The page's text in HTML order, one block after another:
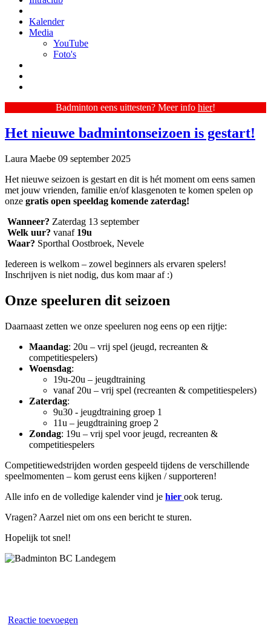
Kalender
Media
YouTube
Foto's
Badminton eens uittesten? Meer info hier!
Het nieuwe badmintonseizoen is gestart!
Laura Maebe 09 september 2025
Het nieuwe seizoen is gestart en dit is hét moment om eens samen
met jouw vrienden, familie en/of klasgenoten te komen spelen op
onze gratis open speeldag komende zaterdag!
Wanneer? Zaterdag 13 september
Welk uur? vanaf 19u
Waar? Sporthal Oostbroek, Nevele
Iedereen is welkom – zowel beginners als ervaren spelers!
Inschrijven is niet nodig, dus kom maar af :)
Onze speeluren dit seizoen
Daarnaast zetten we onze speeluren nog eens op een rijtje:
Maandag: 20u – vrij spel (jeugd, recreanten &
competitiespelers)
Woensdag:
19u-20u – jeugdtraining
vanaf 20u – vrij spel (recreanten & competitiespelers)
Zaterdag:
9u30 - jeugdtraining groep 1
11u – jeugdtraining groep 2
Zondag: 19u – vrij spel voor jeugd, recreanten &
competitiespelers
Competitiewedstrijden worden gespeeld tijdens de verschillende
speelmomenten – kom gerust eens kijken / supporteren!
Alle info en de volledige kalender vind je hier ook terug.
Vragen? Aarzel niet om ons een bericht te sturen.
Hopelijk tot snel!
Reactie toevoegen